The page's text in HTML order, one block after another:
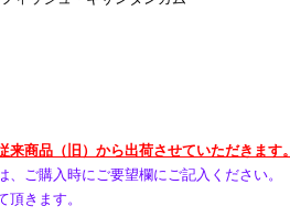
商品（旧）から出荷させていただきます。
ご購入時にご要望欄にご記入ください。
きます。